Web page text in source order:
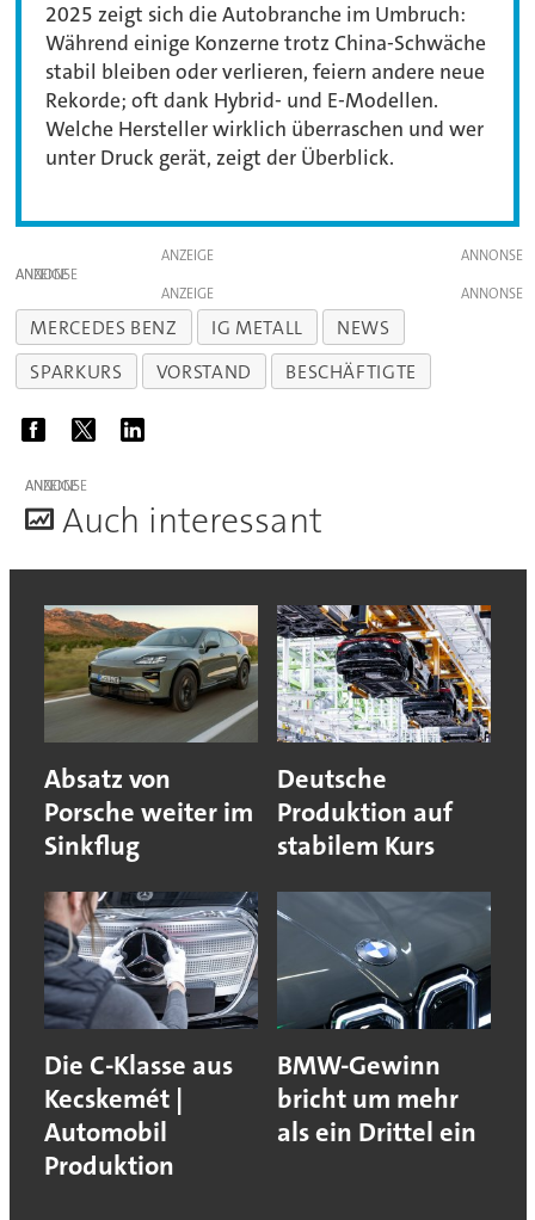
2025 zeigt sich die Autobranche im Umbruch:
Während einige Konzerne trotz China-Schwäche
stabil bleiben oder verlieren, feiern andere neue
Rekorde; oft dank Hybrid- und E-Modellen.
Welche Hersteller wirklich überraschen und wer
unter Druck gerät, zeigt der Überblick.
ANZEIGE
ANZEIGE
ANZEIGE
MERCEDES BENZ IG METALL
NEWS
SPARKURS
VORSTAND BESCHÄFTIGTE
ANZEIGE
Auch interessant
Absatz von
Porsche weiter im
Sinkflug
Deutsche
Produktion auf
stabilem Kurs
Die C-Klasse aus
Kecskemét |
Automobil
Produktion
BMW-Gewinn
bricht um mehr
als ein Drittel ein